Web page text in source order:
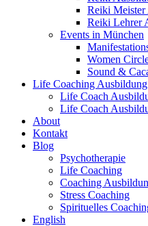
Reiki
Reiki Lehrer
Events in München
Women
Sound &
Life Coaching Ausbildung
Life Coach
Life Coach
About
Kontakt
Blog
Psychotherapie
Life Coaching
Coaching
Stress Coaching
Spirituelles
English